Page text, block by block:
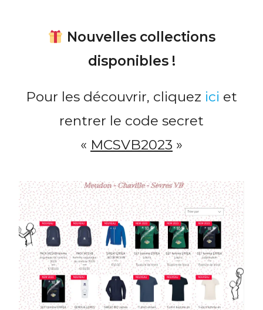
Nouvelles collections
disponibles !
Pour les découvrir, cliquez ici et
rentrer le code secret
« MCSVB2023 »